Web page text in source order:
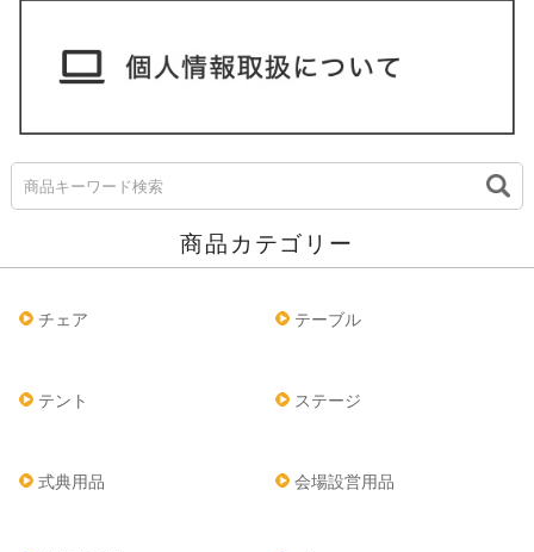
商品カテゴリー
チェア テーブル
テント ステージ
式典用品 会場設営用品